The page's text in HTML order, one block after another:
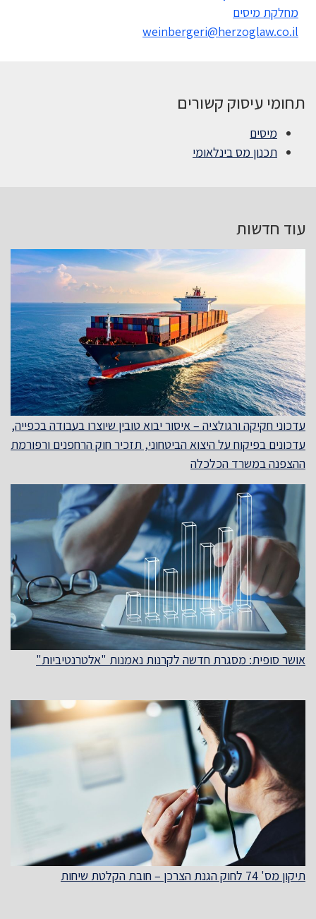
מחלקת מיסים
weinbergeri@herzoglaw.co.il
תחומי עיסוק קשורים
מיסים
תכנון מס בינלאומי
עוד חדשות
עדכוני חקיקה ורגולציה – איסור יבוא טובין שיוצרו בעבודה בכפייה,
עדכונים בפיקוח על היצוא הביטחוני, תזכיר חוק הרחפנים ורפורמת
ההצפנה במשרד הכלכלה
אושר סופית: מסגרת חדשה לקרנות נאמנות "אלטרנטיביות"
תיקון מס' 74 לחוק הגנת הצרכן – חובת הקלטת שיחות